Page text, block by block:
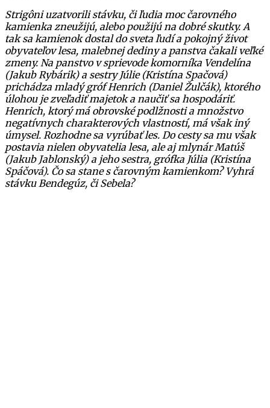
Strigôni uzatvorili stávku, či ľudia moc čarovného
kamienka zneužijú, alebo použijú na dobré skutky. A
tak sa kamienok dostal do sveta ľudí a pokojný život
obyvateľov lesa, malebnej dediny a panstva čakali veľké
zmeny. Na panstvo v sprievode komorníka Vendelína
(Jakub Rybárik) a sestry Júlie (Kristína Spačová)
prichádza mladý gróf Henrich (Daniel Žulčák), ktorého
úlohou je zveľadiť majetok a naučiť sa hospodáriť.
Henrich, ktorý má obrovské podlžnosti a množstvo
negatívnych charakterových vlastností, má však iný
úmysel. Rozhodne sa vyrúbať les. Do cesty sa mu však
postavia nielen obyvatelia lesa, ale aj mlynár Matúš
(Jakub Jablonský) a jeho sestra, grófka Júlia (Kristína
Spáčová). Čo sa stane s čarovným kamienkom? Vyhrá
stávku Bendegúz, či Sebela?